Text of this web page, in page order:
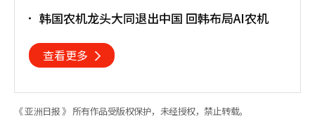
韩国农机龙头大同退出中国 回韩布局AI农机
查看更多
《 亚洲日报 》 所有作品受版权保护，未经授权，禁止转载。